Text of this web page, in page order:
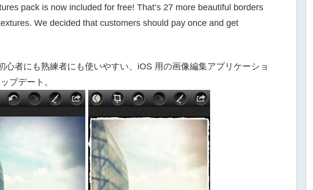
pack is now included for free! That’s 27 more beautiful borders
We decided that customers should pay once and get
心者にも熟練者にも使いやすい、iOS 用の画像編集アプリケーショ
プデート。